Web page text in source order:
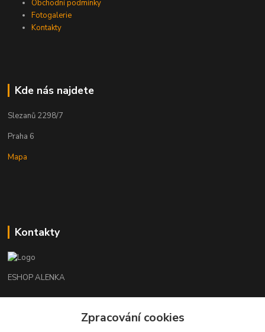
Obchodní podmínky
Fotogalerie
Kontakty
Kde nás najdete
Slezanů 2298/7
Praha 6
Mapa
Kontakty
ESHOP ALENKA
+420602541312Zpracování cookies